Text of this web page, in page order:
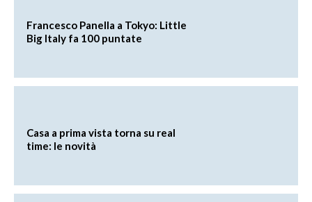
Francesco Panella a Tokyo: Little
Big Italy fa 100 puntate
Casa a prima vista torna su real
time: le novità